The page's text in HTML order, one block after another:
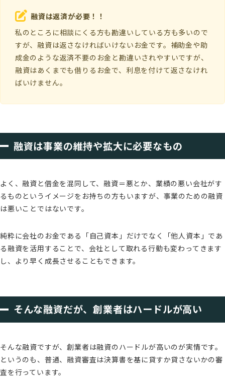
融資は返済が必要！！
私のところに相談にくる方も勘違いしている方も多いので
すが、融資は返さなければいけないお金です。補助金や助
成金のような返済不要のお金と勘違いされやすいですが、
融資はあくまでも借りるお金で、利息を付けて返さなけれ
ばいけません。
融資は事業の維持や拡大に必要なもの
よく、融資と借金を混同して、融資＝悪とか、業績の悪い会社がす
るものというイメージをお持ちの方もいますが、事業のための融資
は悪いことではないです。
純粋に会社のお金である「自己資本」だけでなく「他人資本」であ
る融資を活用することで、会社として取れる行動も変わってきます
し、より早く成長させることもできます。
そんな融資だが、創業者はハードルが高い
そんな融資ですが、創業者は融資のハードルが高いのが実情です。
というのも、普通、融資審査は決算書を基に貸すか貸さないかの審
査を行っています。